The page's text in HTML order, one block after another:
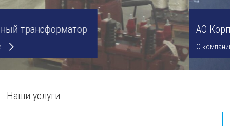
АО Корпорация НПО "РИФ"
О компании
Наши услуги